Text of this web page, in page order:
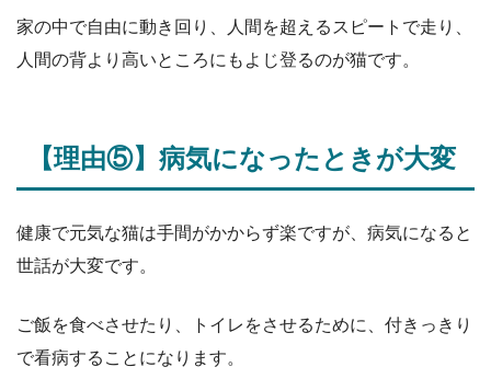
家の中で自由に動き回り、人間を超えるスピートで走り、
人間の背より高いところにもよじ登るのが猫です。
【理由⑤】病気になったときが大変
健康で元気な猫は手間がかからず楽ですが、病気になると
世話が大変です。
ご飯を食べさせたり、トイレをさせるために、付きっきり
で看病することになります。